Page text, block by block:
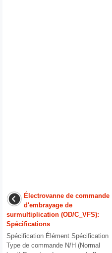
Électrovanne de commande
d'embrayage de
surmultiplication (OD/C_VFS):
Spécifications
Spécification Élément Spécification
Type de commande N/H (Normal